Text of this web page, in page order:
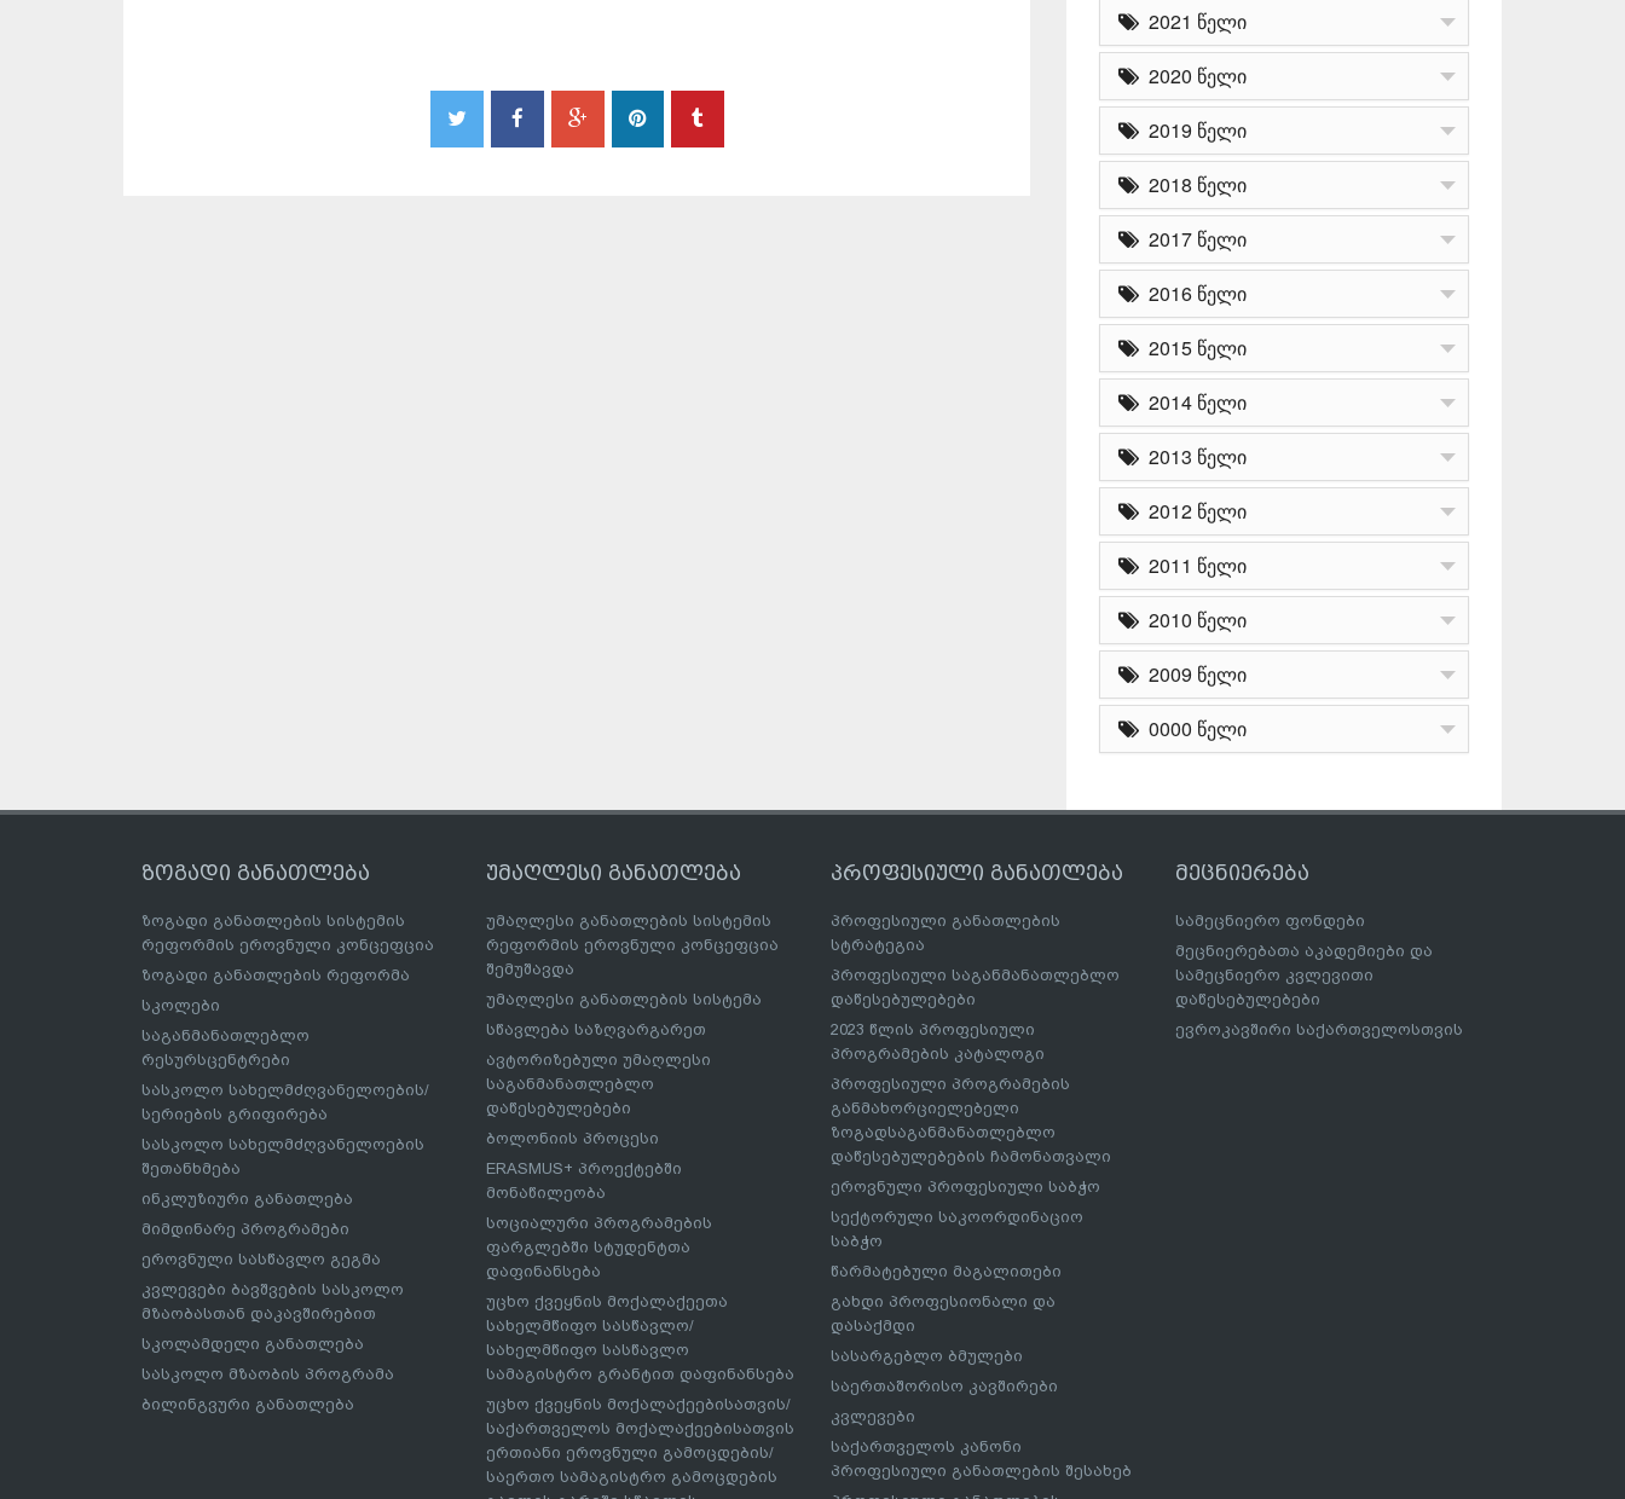
2021 წელი
2020 წელი
2019 წელი
2018 წელი
2017 წელი
2016 წელი
2015 წელი
2014 წელი
2013 წელი
2012 წელი
2011 წელი
2010 წელი
2009 წელი
0000 წელი
ზოგადი განათლება
ზოგადი განათლების სისტემის
რეფორმის ეროვნული კონცეფცია
ზოგადი განათლების რეფორმა
სკოლები
საგანმანათლებლო
რესურსცენტრები
სასკოლო სახელმძღვანელოების/
სერიების გრიფირება
სასკოლო სახელმძღვანელოების
შეთანხმება
ინკლუზიური განათლება
მიმდინარე პროგრამები
ეროვნული სასწავლო გეგმა
კვლევები ბავშვების სასკოლო
მზაობასთან დაკავშირებით
სკოლამდელი განათლება
სასკოლო მზაობის პროგრამა
ბილინგვური განათლება
უმაღლესი განათლება
უმაღლესი განათლების სისტემის
რეფორმის ეროვნული კონცეფცია
შემუშავდა
უმაღლესი განათლების სისტემა
სწავლება საზღვარგარეთ
ავტორიზებული უმაღლესი
საგანმანათლებლო
დაწესებულებები
ბოლონიის პროცესი
ERASMUS+ პროექტებში
მონაწილეობა
სოციალური პროგრამების
ფარგლებში სტუდენტთა
დაფინანსება
უცხო ქვეყნის მოქალაქეეთა
სახელმწიფო სასწავლო/
სახელმწიფო სასწავლო
სამაგისტრო გრანტით დაფინანსება
უცხო ქვეყნის მოქალაქეებისათვის/
საქართველოს მოქალაქეებისათვის
ერთიანი ეროვნული გამოცდების/
საერთო სამაგისტრო გამოცდების
პროფესიული განათლება
პროფესიული განათლების
სტრატეგია
პროფესიული საგანმანათლებლო
დაწესებულებები
2023 წლის პროფესიული
პროგრამების კატალოგი
პროფესიული პროგრამების
განმახორციელებელი
ზოგადსაგანმანათლებლო
დაწესებულებების ჩამონათვალი
ეროვნული პროფესიული საბჭო
სექტორული საკოორდინაციო
საბჭო
წარმატებული მაგალითები
გახდი პროფესიონალი და
დასაქმდი
სასარგებლო ბმულები
საერთაშორისო კავშირები
კვლევები
საქართველოს კანონი
პროფესიული განათლების შესახებ
მეცნიერება
სამეცნიერო ფონდები
მეცნიერებათა აკადემიები და
სამეცნიერო კვლევითი
დაწესებულებები
ევროკავშირი საქართველოსთვის